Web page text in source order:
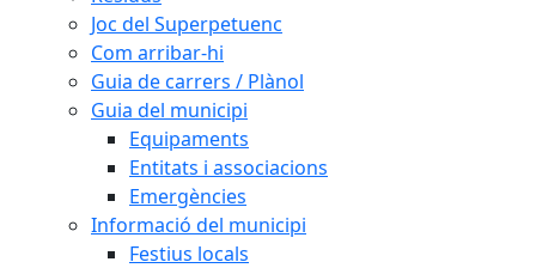
Joc del Superpetuenc
Com arribar-hi
Guia de carrers / Plànol
Guia del municipi
Equipaments
Entitats i associacions
Emergències
Informació del municipi
Festius locals